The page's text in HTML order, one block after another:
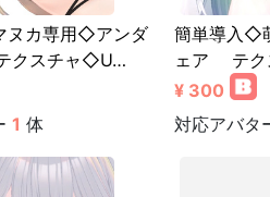
ヌカ専用◇アンダ
クスチャ◇U…
1 体
簡単導入◇
ェア テク
¥ 300
対応アバタ